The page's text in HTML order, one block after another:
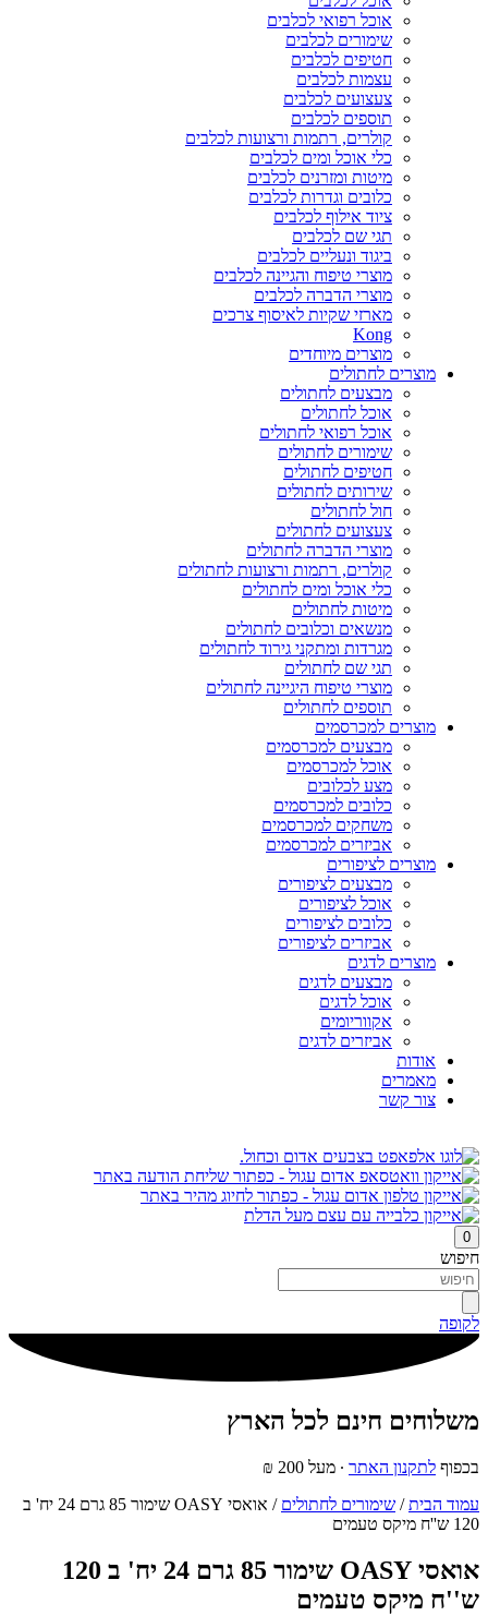
אוכל רפואי לכלבים
שימורים לכלבים
חטיפים לכלבים
עצמות לכלבים
צעצועים לכלבים
תוספים לכלבים
קולרים, רתמות ורצועות לכלבים
כלי אוכל ומים לכלבים
מיטות ומזרנים לכלבים
כלובים וגדרות לכלבים
ציוד אילוף לכלבים
תגי שם לכלבים
ביגוד ונעליים לכלבים
מוצרי טיפוח והגיינה לכלבים
מוצרי הדברה לכלבים
מארזי שקיות לאיסוף צרכים
Kong
מוצרים מיוחדים
מוצרים לחתולים
מבצעים לחתולים
אוכל לחתולים
אוכל רפואי לחתולים
שימורים לחתולים
חטיפים לחתולים
שירותים לחתולים
חול לחתולים
צעצועים לחתולים
מוצרי הדברה לחתולים
קולרים, רתמות ורצועות לחתולים
כלי אוכל ומים לחתולים
מיטות לחתולים
מנשאים וכלובים לחתולים
מגרדות ומתקני גירוד לחתולים
תגי שם לחתולים
מוצרי טיפוח היגיינה לחתולים
תוספים לחתולים
מוצרים למכרסמים
מבצעים למכרסמים
אוכל למכרסמים
מצע לכלובים
כלובים למכרסמים
משחקים למכרסמים
אביזרים למכרסמים
מוצרים לציפורים
מבצעים לציפורים
אוכל לציפורים
כלובים לציפורים
אביזרים לציפורים
מוצרים לדגים
מבצעים לדגים
אוכל לדגים
אקווריומים
אביזרים לדגים
אודות
מאמרים
צור קשר
0
חיפוש
לקופה
משלוחים חינם לכל הארץ
בכפוף לתקנון האתר ∙ מעל 200 ₪
עמוד הבית/ שימורים לחתולים
/ אואסי OASY שימור 85 גרם 24 יח' ב
120 ש''ח מיקס טעמים
אואסי OASY שימור 85 גרם 24 יח' ב 120
ש''ח מיקס טעמים